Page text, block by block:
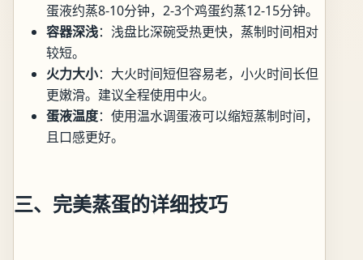
蛋液约蒸8-10分钟，2-3个鸡蛋约蒸12-15分钟。
容器深浅：浅盘比深碗受热更快，蒸制时间相对
较短。
火力大小：大火时间短但容易老，小火时间长但
更嫩滑。建议全程使用中火。
蛋液温度：使用温水调蛋液可以缩短蒸制时间，
且口感更好。
三、完美蒸蛋的详细技巧